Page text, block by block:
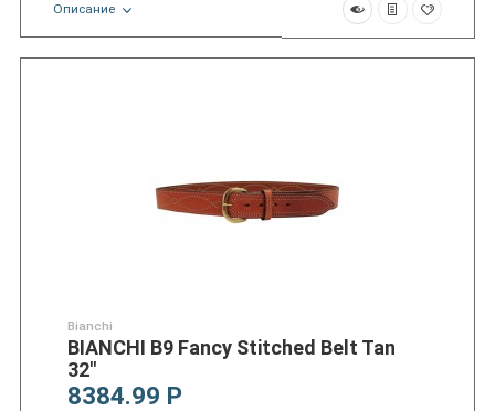
Описание
Bianchi
BIANCHI B9 Fancy Stitched Belt Tan
32"
8384.99 Р